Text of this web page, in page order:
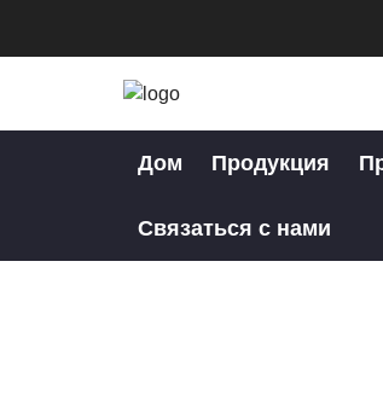
Дом Продукция
Связаться с нами